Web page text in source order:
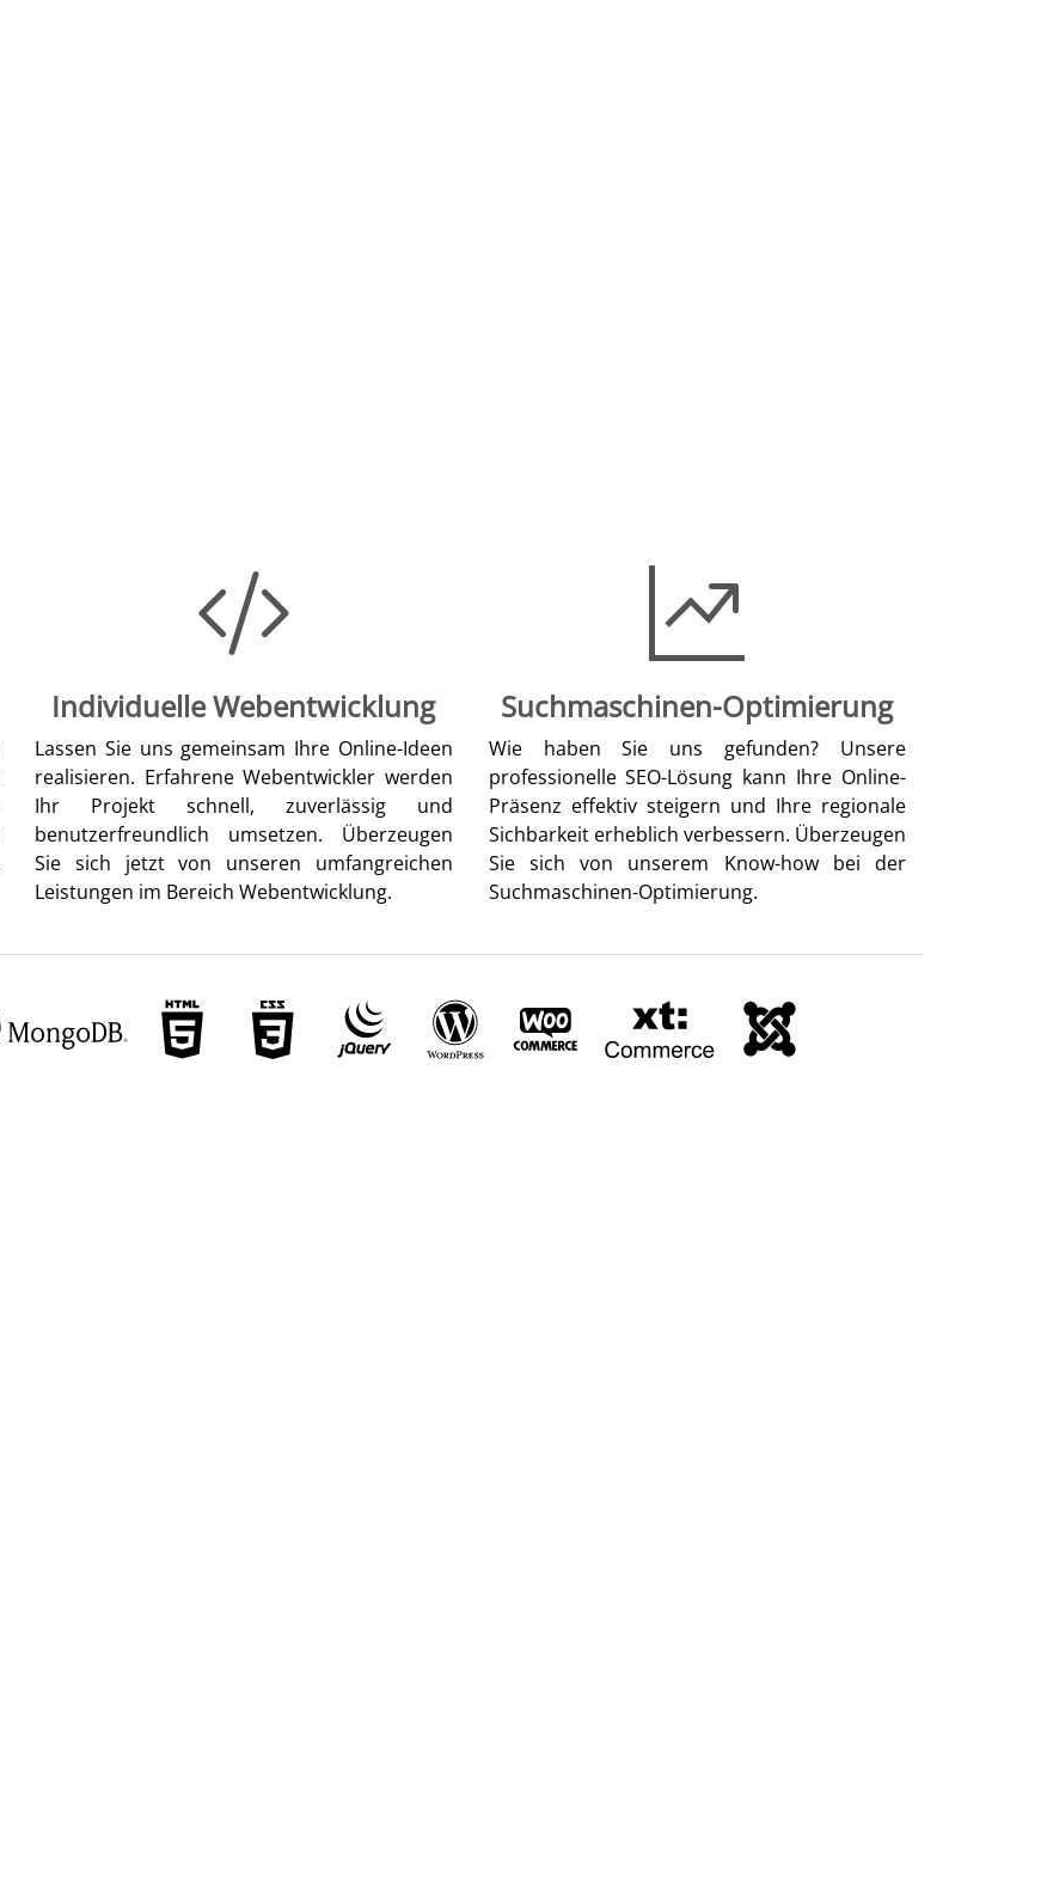
Individuelle Webentwicklung
Lassen Sie uns gemeinsam Ihre Online-Ideen
realisieren. Erfahrene Webentwickler werden
Ihr Projekt schnell, zuverlässig und
benutzerfreundlich umsetzen. Überzeugen
Sie sich jetzt von unseren umfangreichen
Leistungen im Bereich Webentwicklung.
Suchmaschinen-Optimierung
Wie haben Sie uns gefunden? Unsere
professionelle SEO-Lösung kann Ihre Online-
Präsenz effektiv steigern und Ihre regionale
Sichbarkeit erheblich verbessern. Überzeugen
Sie sich von unserem Know-how bei der
Suchmaschinen-Optimierung.